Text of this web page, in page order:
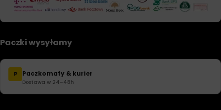
Paczki wysyłamy
P Paczkomaty & kurier
Dostawa w 24–48h